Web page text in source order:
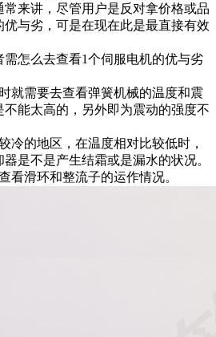
来讲，尽管用户是反对拿价格或品
与劣，可是在现在此是最直接有效
怎么去查看1个伺服电机的优与劣
需要去查看弹簧机械的温度和震
能太高的，另外即为震动的强度不
的地区，在温度相对比较低时，
是不是产生结霜或是漏水的状况。
滑环和整流子的运作情况。